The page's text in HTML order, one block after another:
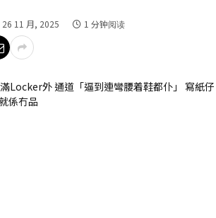
26 11 月, 2025 1 分钟阅读